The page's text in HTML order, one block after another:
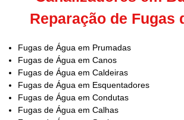
Reparação de Fugas
Fugas de Água em Prumadas
Fugas de Água em Canos
Fugas de Água em Caldeiras
Fugas de Água em Esquentadores
Fugas de Água em Condutas
Fugas de Água em Calhas